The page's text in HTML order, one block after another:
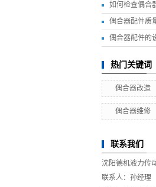
如何检查偶合
偶合器配件质
偶合器配件的
热门关键词
偶合器改造
偶合器维修
联系我们
沈阳德机液力传
联系人：孙经理